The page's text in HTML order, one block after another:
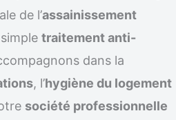
de l’assainissement
traitement anti-
dans la
, l’hygiène du logement
société professionnelle